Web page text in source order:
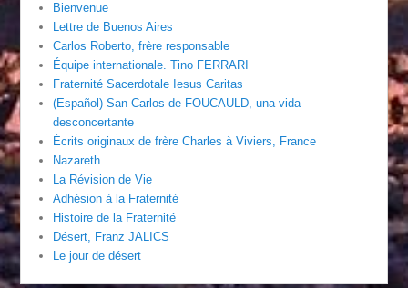
Bienvenue
Lettre de Buenos Aires
Carlos Roberto, frère responsable
Équipe internationale. Tino FERRARI
Fraternité Sacerdotale Iesus Caritas
(Español) San Carlos de FOUCAULD, una vida
desconcertante
Écrits originaux de frère Charles à Viviers, France
Nazareth
La Révision de Vie
Adhésion à la Fraternité
Histoire de la Fraternité
Désert, Franz JALICS
Le jour de désert